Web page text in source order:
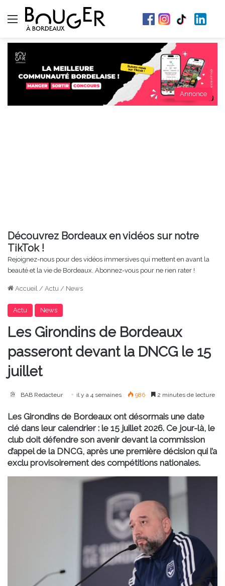
Menu
Annonce
Découvrez Bordeaux en vidéos sur notre
TikTok !
Rejoignez-nous pour des vidéos immersives qui mettent en avant la
beauté et la vie de Bordeaux. Abonnez-vous pour ne rien rater !
Accueil / Actu / News
Actu News
Les Girondins de Bordeaux
passeront devant la DNCG le 15
juillet
BAB Redacteur il y a 4 semaines 986 2 minutes de lecture
Les Girondins de Bordeaux ont désormais une date
clé dans leur calendrier : le 15 juillet 2026. Ce jour-là, le
club doit défendre son avenir devant la commission
d’appel de la DNCG, après une première décision qui l’a
exclu provisoirement des compétitions nationales.